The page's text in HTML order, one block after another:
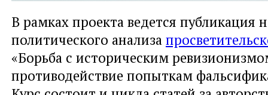
В рамках проекта ведется публикация
политического анализа
«Борьба с историческим
противодействие попыткам